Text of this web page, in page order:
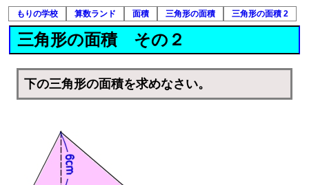
もりの学校 算数ランド 面積 三角形の面積 三角形の面積 2
三角形の面積 その２
下の三角形の面積を求めなさい。